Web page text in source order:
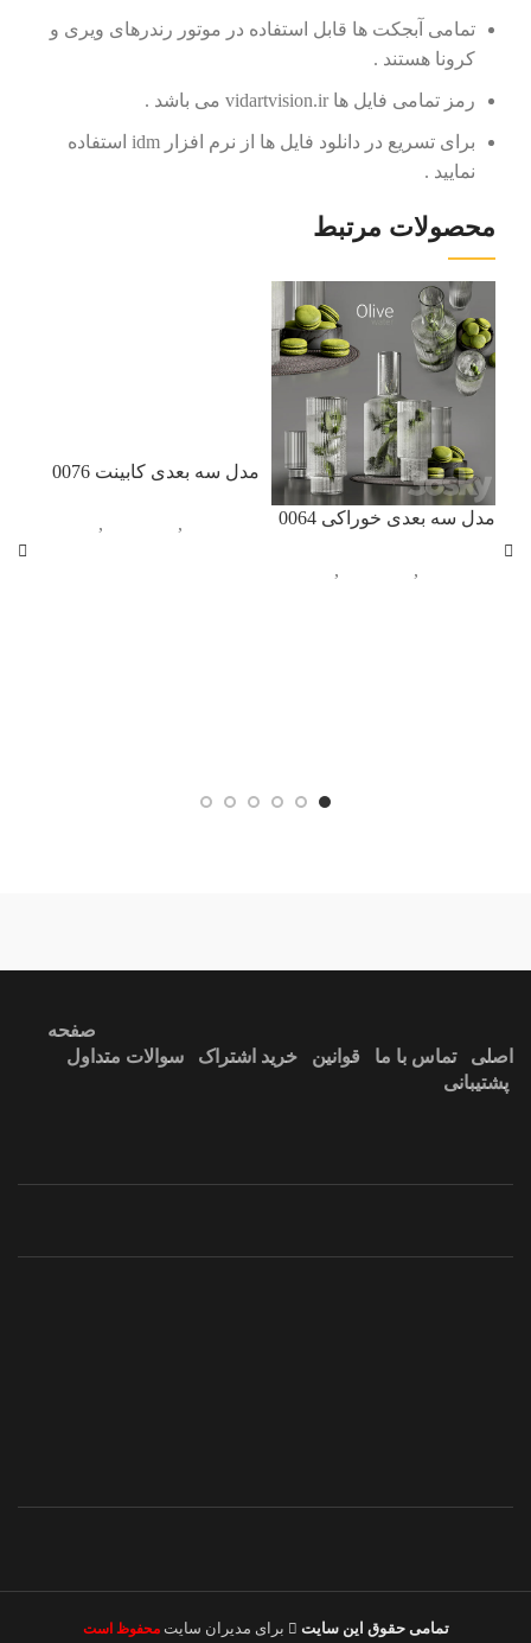
تمامی آبجکت ها قابل استفاده در موتور رندرهای ویری و
کرونا هستند .
رمز تمامی فایل ها vidartvision.ir می باشد .
برای تسریع در دانلود فایل ها از نرم افزار idm استفاده
نمایید .
محصولات مرتبط
مدل سه بعدی خوراکی 0064
,
,
مدل سه بعدی کابینت 0076
,
,
صفحه
اصلی
تماس با ما قوانین خرید اشتراک
سوالات متداول
پشتیبانی
تمامی حقوق این سایت برای مدیران سایتمحفوظ است